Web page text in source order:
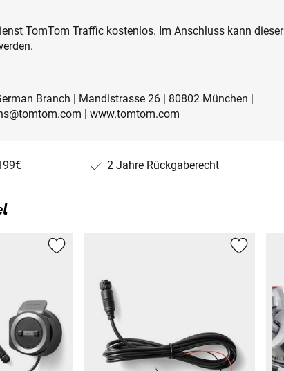
TomTom Traffic kostenlos. Im Anschluss kann dieser
Branch | Mandlstrasse 26 | 80802 München |
| www.tomtom.com
2 Jahre Rückgaberecht